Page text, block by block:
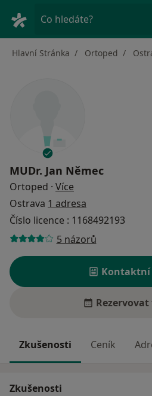
Co hledáte?
Hlavní Stránka Ortoped
MUDr. Jan Němec
Ortoped · Více
Ostrava 1 adresa
Číslo licence : 1168492193
5 názorů
Kontaktní
Zkušenosti Ceník
Zkušenosti